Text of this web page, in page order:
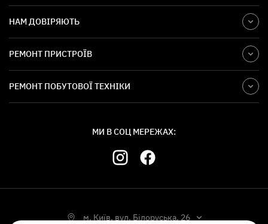
НАМ ДОВІРЯЮТЬ
РЕМОНТ ПРИСТРОЇВ
РЕМОНТ ПОБУТОВОЇ ТЕХНІКИ
МИ В СОЦ МЕРЕЖАХ:
м. Київ, вул. Білоруська, 26